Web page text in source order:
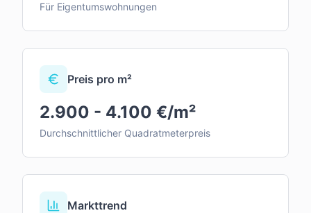
Für Eigentumswohnungen
Preis pro m²
2.900 - 4.100 €/m²
Durchschnittlicher Quadratmeterpreis
Markttrend